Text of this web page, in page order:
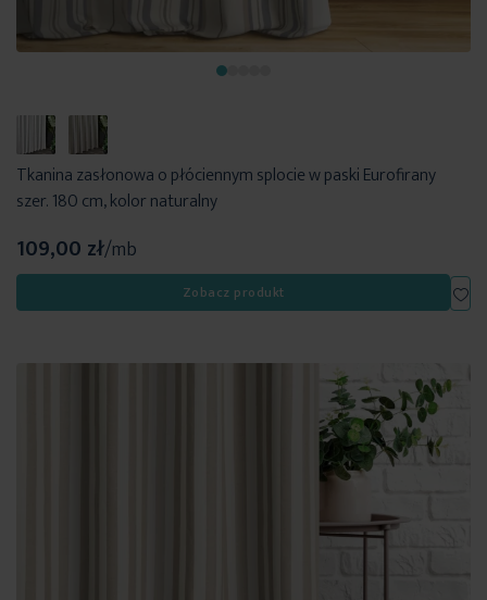
Tkanina zasłonowa o płóciennym splocie w paski Eurofirany
szer. 180 cm, kolor naturalny
109,00 zł/mb
Zobacz produkt